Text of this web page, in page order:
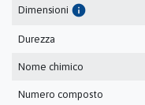
Dimensioni info
Durezza
Nome chimico
Numero composto